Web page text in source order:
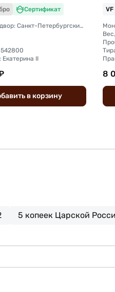
Сертификат
Монетный двор: Санкт-Петербургский монетный двор
Екатерина II
вкорзину
VF
8
5 копеек Царской